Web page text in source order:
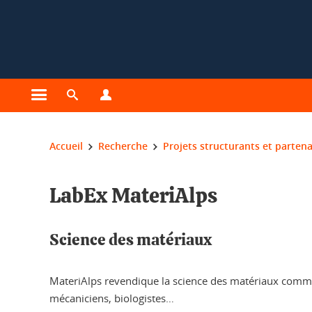
Ouvrir le menu principal
Ouvrir le moteur de recherche
Vous êtes ici :
Accueil Recherche Projets structurants et
LabEx MateriAlps
Science des matériaux
MateriAlps revendique la science des matériaux
mécaniciens, biologistes…